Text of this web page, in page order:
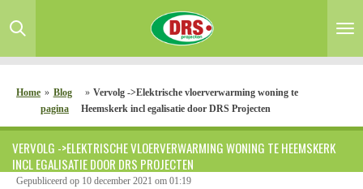
direct
de
Home » Blog
pagina
» Vervolg ->Elektrische vloerverwarming woning te
Heemskerk incl egalisatie door DRS Projecten
VERVOLG ->ELEKTRISCHE VLOERVERWARMING WONING TE HEEMSKERK
INCL EGALISATIE DOOR DRS PROJECTEN
Gepubliceerd op 10 december 2021 om 01:19